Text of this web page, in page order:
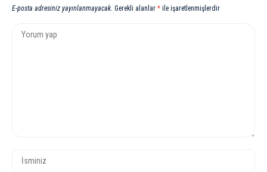
E-posta adresiniz yayınlanmayacak. Gerekli alanlar * ile işaretlenmişlerdir